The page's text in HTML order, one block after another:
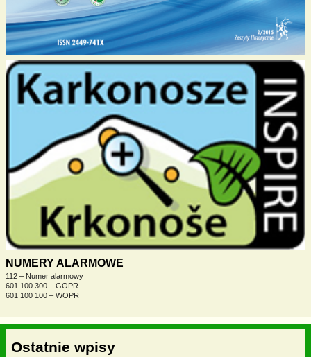
NUMERY ALARMOWE
112 – Numer alarmowy
601 100 300 – GOPR
601 100 100 – WOPR
Ostatnie wpisy